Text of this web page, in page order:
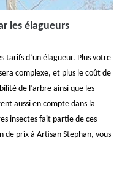
les élagueurs
tarifs d’un élagueur. Plus votre
complexe, et plus le coût de
de l’arbre ainsi que les
aussi en compte dans la
insectes fait partie de ces
de prix à Artisan Stephan, vous